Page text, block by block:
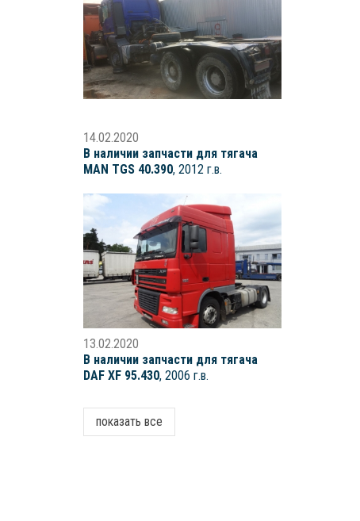
14.02.2020
В наличии запчасти для тягача
MAN TGS 40.390, 2012 г.в.
13.02.2020
В наличии запчасти для тягача
DAF XF 95.430, 2006 г.в.
показать все